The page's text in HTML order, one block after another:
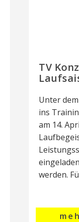
TV
Unter
ins
am 14.
werden.